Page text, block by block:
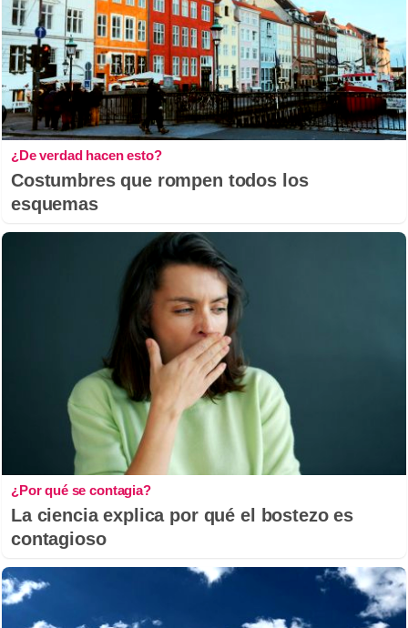
¿De verdad hacen esto?
Costumbres que rompen todos los
esquemas
¿Por qué se contagia?
La ciencia explica por qué el bostezo es
contagioso